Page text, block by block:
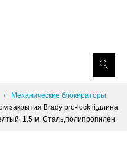
Механические блокираторы
закрытия Brady pro-lock ii,длина
1.5 м, Сталь,полипропилен